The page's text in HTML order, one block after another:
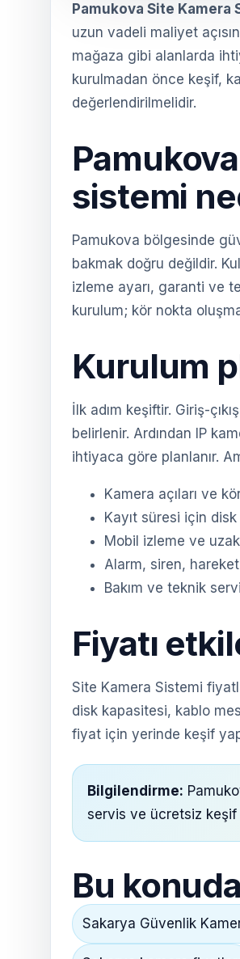
Pamukova Site Kamera
uzun vadeli maliyet
mağaza gibi alanlarda
kurulmadan önce keşif,
değerlendirilmelidir.
sistemi
Pamukova bölgesinde
bakmak doğru değildir.
izleme ayarı, garanti ve
kurulum; kör nokta
Kurulum
İlk adım keşiftir. Giriş-
belirlenir. Ardından IP
ihtiyaca göre planlanır.
Kamera açıları ve
Kayıt süresi için
Mobil izleme ve
Alarm, siren,
Bakım ve teknik
Fiyatı
Site Kamera Sistemi
disk kapasitesi, kablo
fiyat için yerinde keşif
Bilgilendirme:
servis ve ücretsiz keşif
Bu
Sakarya Güvenlik